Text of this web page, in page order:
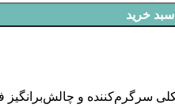
سبد خرید
سرگرم‌کننده و